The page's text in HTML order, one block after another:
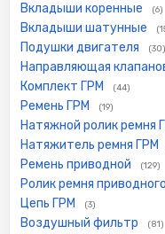
Вкладыши коренные (6)
Вкладыши шатунные
Подушки двигателя (30)
Направляющая
Комплект ГРМ (44)
Ремень ГРМ (19)
Натяжной ролик ремня
Натяжитель ремня ГРМ
Ремень приводной (129)
Ролик ремня приводного
Цепь ГРМ (3)
Воздушный фильтр (81)